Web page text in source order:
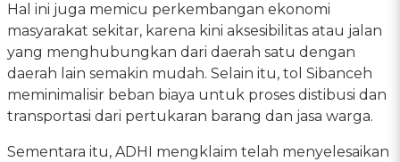
Hal ini juga memicu perkembangan ekonomi
masyarakat sekitar, karena kini aksesibilitas atau jalan
yang menghubungkan dari daerah satu dengan
daerah lain semakin mudah. Selain itu, tol Sibanceh
meminimalisir beban biaya untuk proses distibusi dan
transportasi dari pertukaran barang dan jasa warga.
Sementara itu, ADHI mengklaim telah menyelesaikan